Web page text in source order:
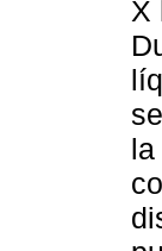
X
la